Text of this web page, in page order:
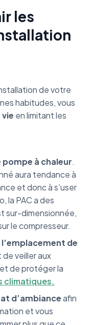
les
de votre
habitudes, vous
en limitant les
à chaleur.
aura tendance à
et donc à s’user
la PAC a des
sur-dimensionnée,
le compresseur.
de
de veiller aux
de protéger la
climatiques.
d’ambianceafin
et vous